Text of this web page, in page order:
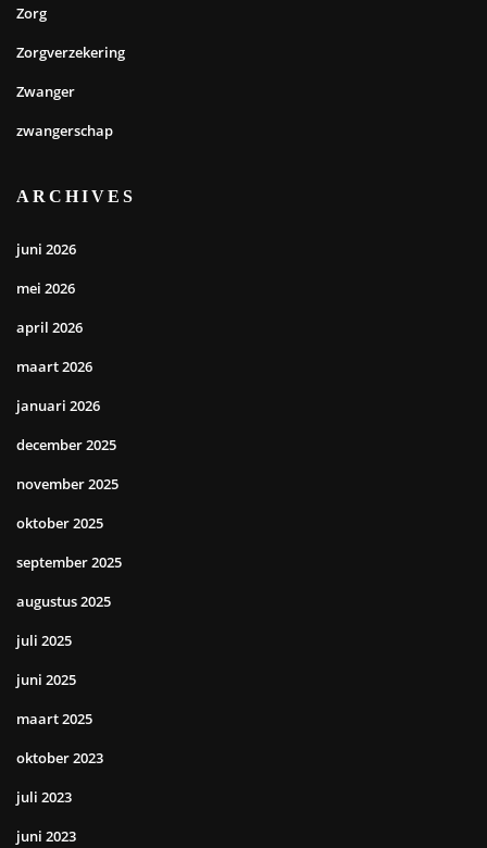
Zorg
Zorgverzekering
Zwanger
zwangerschap
ARCHIVES
juni 2026
mei 2026
april 2026
maart 2026
januari 2026
december 2025
november 2025
oktober 2025
september 2025
augustus 2025
juli 2025
juni 2025
maart 2025
oktober 2023
juli 2023
juni 2023